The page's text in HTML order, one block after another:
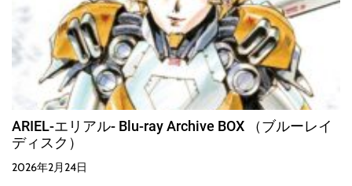
ARIEL-エリアル- Blu-ray Archive BOX （ブルーレイ
ディスク）
2026年2月24日